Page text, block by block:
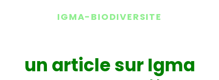
IGMA-BIODIVERSITE
un article sur Igma